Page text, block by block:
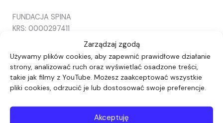
Zarządzaj zgodą
Używamy plików cookies, aby zapewnić prawidłowe działanie
strony, analizować ruch oraz wyświetlać osadzone treści,
takie jak filmy z YouTube. Możesz zaakceptować wszystkie
pliki cookies, odrzucić je lub dostosować swoje preferencje.
Akceptuję
FUNDACJA SPINA
KRS: 0000297411
CEL SZCZEGÓŁOWY 1,5%: WIKTOR HAMERA
NUMER KONTA: 66 1160 2202 0000 0002 0985 7176
TYTUŁEM: WIKTOR HAMERA